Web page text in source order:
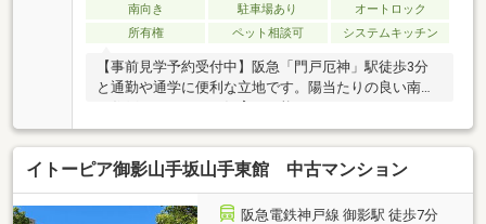
南向き 駐車場あり
オートロック
所有権
ペット相談可 システムキッチン
【事前見学予約受付中】阪急「門戸厄神」駅徒歩3分
と通勤や通学に便利な立地です。陽当たりの良い南向
き住戸で、ペットの飼育が可能です。エレベーター、
オートロック、宅配ボックス完備。
イトーピア御影山手坂山手東館 中古マンション
阪急電鉄神戸線 御影駅 徒歩7分